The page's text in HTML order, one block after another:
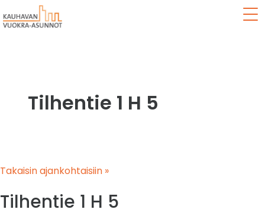
Tilhentie 1 H 5
Takaisin ajankohtaisiin »
Tilhentie 1 H 5